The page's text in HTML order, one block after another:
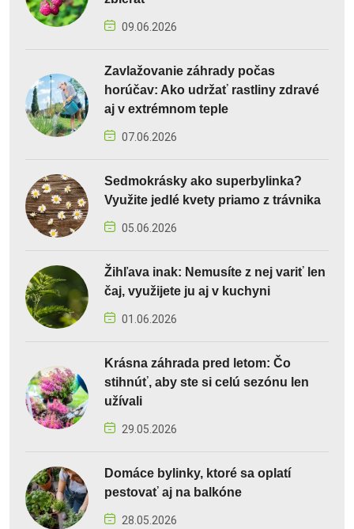
09.06.2026
Zavlažovanie záhrady počas
horúčav: Ako udržať rastliny zdravé
aj v extrémnom teple
07.06.2026
Sedmokrásky ako superbylinka?
Využite jedlé kvety priamo z trávnika
05.06.2026
Žihľava inak: Nemusíte z nej variť len
čaj, využijete ju aj v kuchyni
01.06.2026
Krásna záhrada pred letom: Čo
stihnúť, aby ste si celú sezónu len
užívali
29.05.2026
Domáce bylinky, ktoré sa oplatí
pestovať aj na balkóne
28.05.2026